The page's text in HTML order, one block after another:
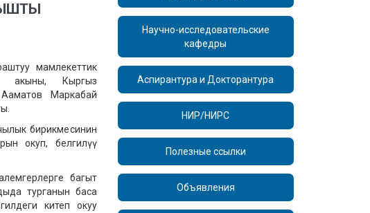
мамлекеттик
акыны, Кыргыз
Маркабай
бирикмесинин
окуп, белгилүү
багыт
турганын баса
китеп окуу
Научно-исследовательские
кафедры
Аспирантура и Докторантура
НИР/НИРС
Полезные ссылки
Объявления